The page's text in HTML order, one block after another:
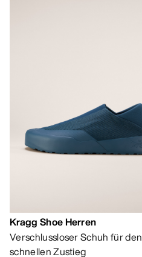
Kragg Shoe Herren
Verschlussloser Schuh für den
schnellen Zustieg